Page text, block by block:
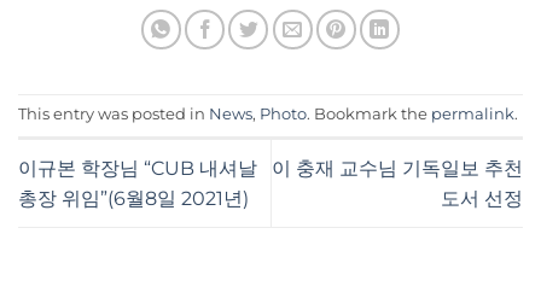
This entry was posted in News, Photo. Bookmark the permalink.
이규본 학장님 “CUB 내셔날
총장 위임”(6월8일 2021년)
이 충재 교수님 기독일보 추천
도서 선정